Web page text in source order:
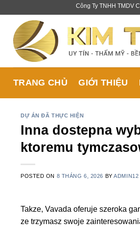
content
Công Ty TNHH TMDV Công Nghệ
TRANG CHỦ GIỚI THIỆU
DỰ ÁN ĐÃ THỰC HIỆN
Inna dostepna
ktoremu
POSTED ON 8 THÁNG 6, 2026 BYADMIN12
Takze, Vavada oferuje szeroka
ze trzymasz swoje